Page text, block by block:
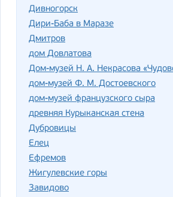
Дивногорск
Дири-Баба в Маразе
Дмитров
дом Довлатова
Дом-музей Н. А. Некрасова
дом-музей Ф. М. Достоевского
дом-музей французского сыра
древняя Курыканская стена
Дубровицы
Елец
Ефремов
Жигулевские горы
Завидово